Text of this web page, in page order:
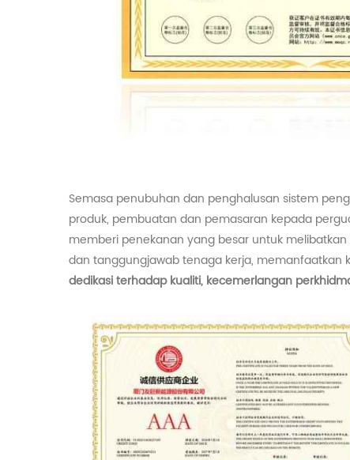
Semasa penubuhan dan penghalusan sistem
produk, pembuatan dan pemasaran kepada
memberi penekanan yang besar untuk
dan tanggungjawab tenaga kerja, memanfaatkan
dedikasi terhadap kualiti, kecemerlangan